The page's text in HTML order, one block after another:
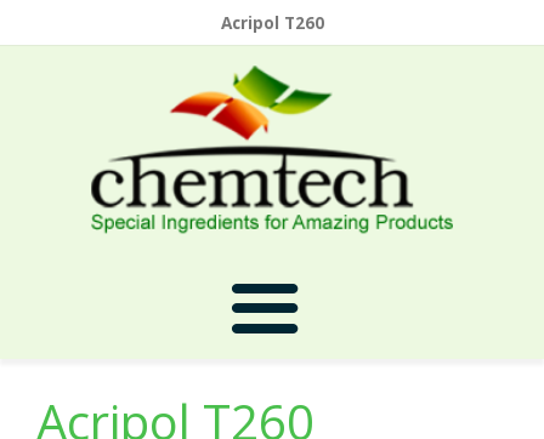
Acripol T260
Prima Pagina
Acripol T260